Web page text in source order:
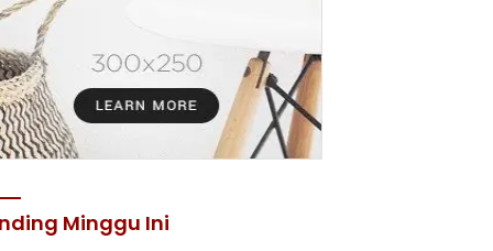
Minggu Ini